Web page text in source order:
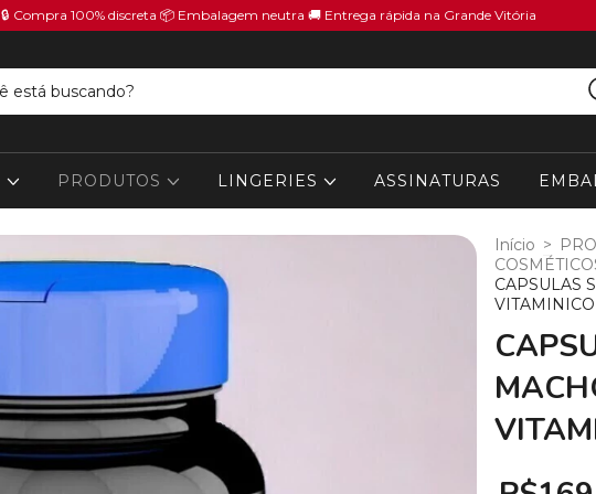
🔒 Compra 100% discreta 📦 Embalagem neutra 🚚 Entrega rápida na Grande Vitória
PRODUTOS LINGERIES ASSINATURAS
Início >
CAPSULAS